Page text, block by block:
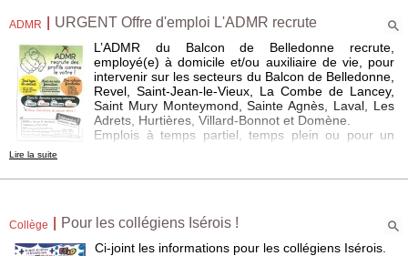
ADMR URGENT Offre d'emploi L'ADMR recrute
L’ADMR du Balcon de Belledonne recrute,
employé(e) à domicile et/ou auxiliaire de vie, pour
intervenir sur les secteurs du Balcon de Belledonne,
Revel, Saint-Jean-le-Vieux, La Combe de Lancey,
Saint Mury Monteymond, Sainte Agnès, Laval, Les
Adrets, Hurtières, Villard-Bonnot et Domène.
Emplois à temps partiel, temps plein ou pour un
Condition : être véhiculé (frais kilométriques remboursés).
Contact : 06 79 03 81 36 ou le 04 76 40 60 66
Lire la suite
Collège Pour les collégiens Isérois !